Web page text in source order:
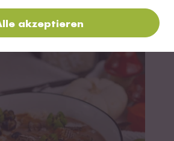
akzeptieren